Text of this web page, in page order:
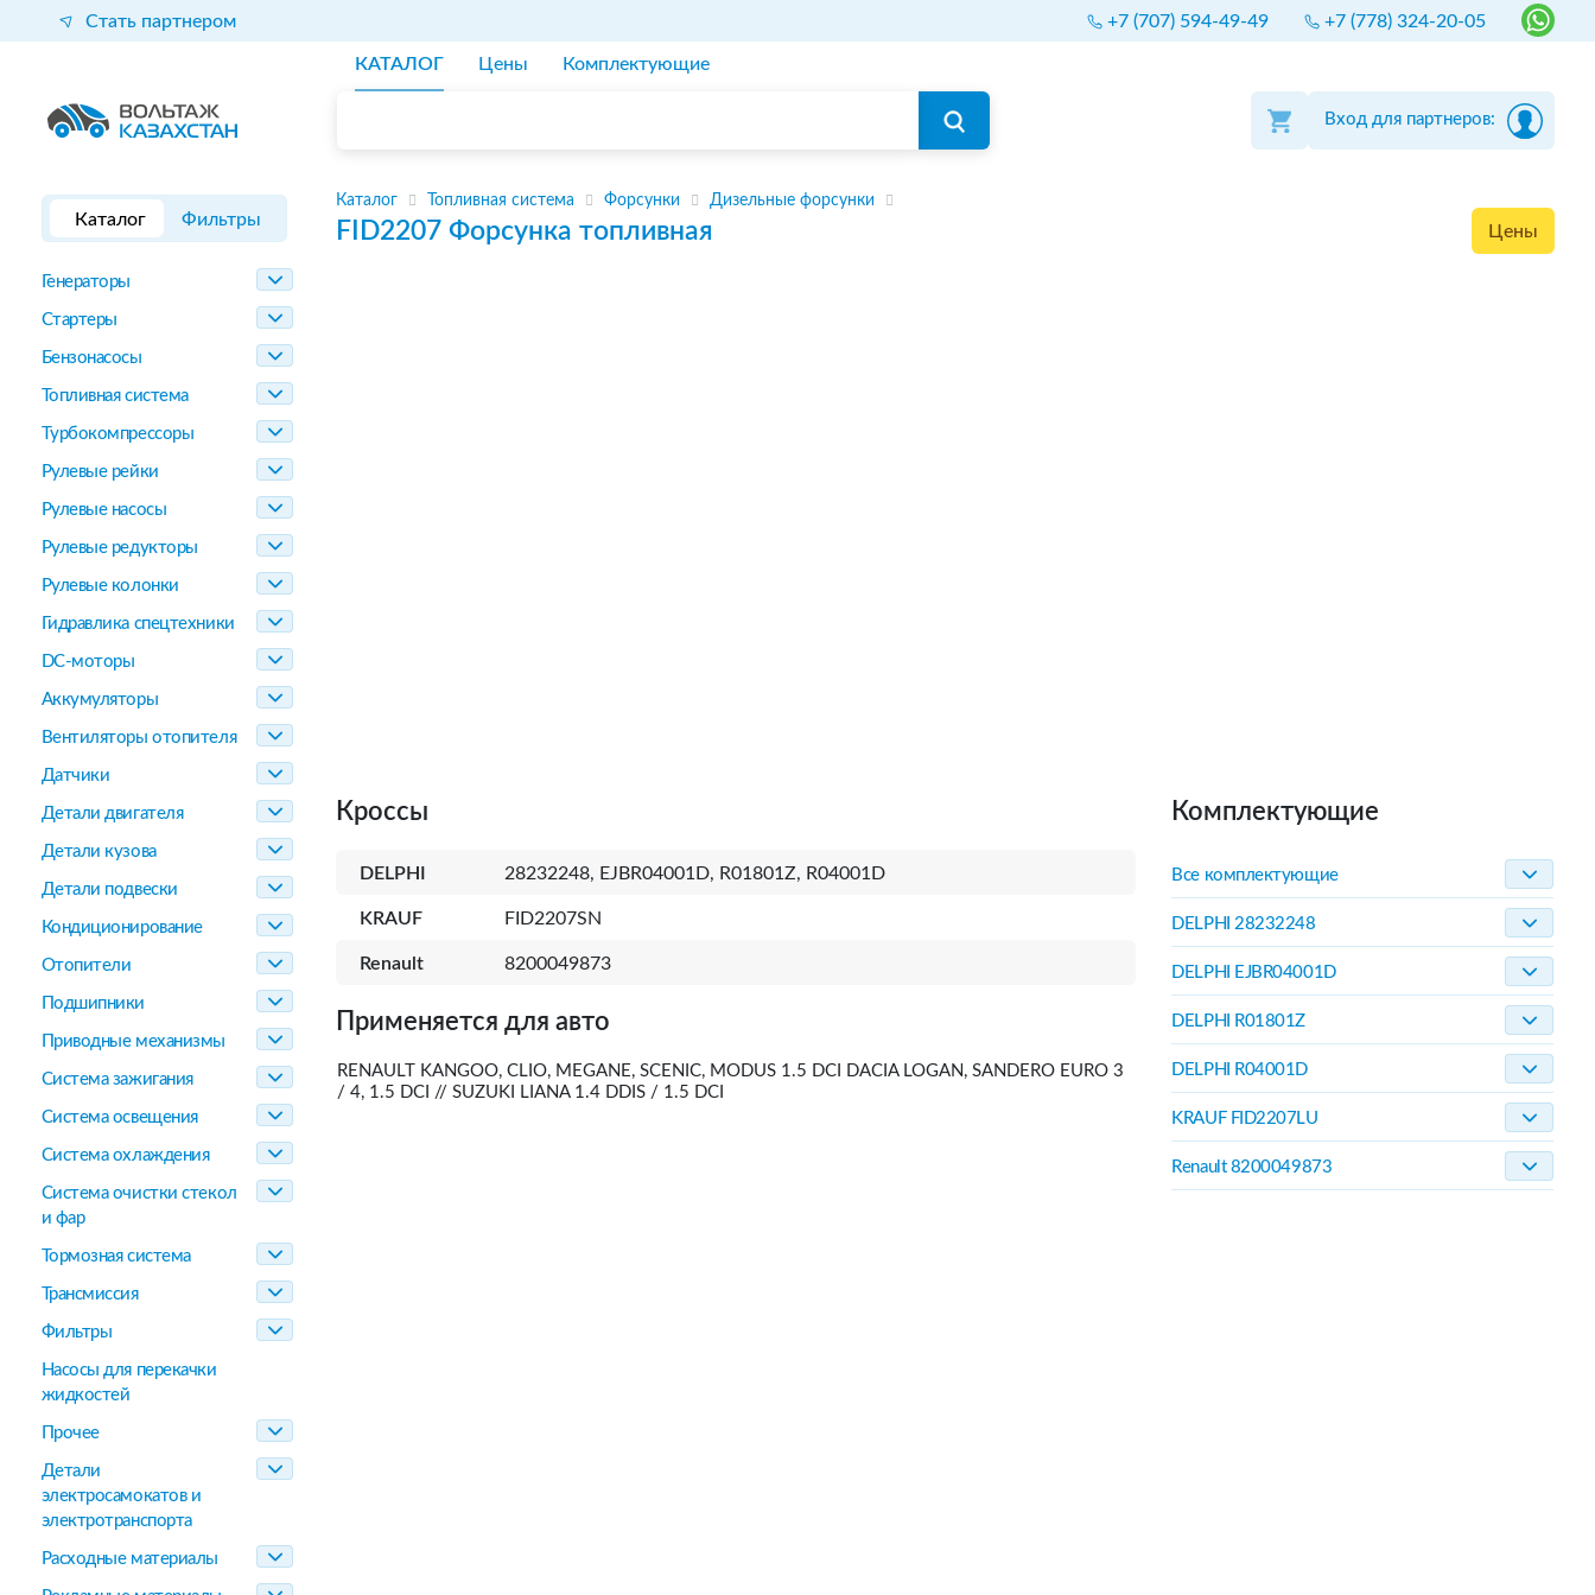
Стать партнером +7 (707) 594-49-49 +7 (778) 324-20-05
КАТАЛОГ Цены Комплектующие
Вход для партнеров:
Каталог Фильтры
Генераторы
Стартеры
Бензонасосы
Топливная система
Турбокомпрессоры
Рулевые рейки
Рулевые насосы
Рулевые редукторы
Рулевые колонки
Гидравлика спецтехники
DC-моторы
Аккумуляторы
Вентиляторы отопителя
Датчики
Детали двигателя
Детали кузова
Детали подвески
Кондиционирование
Отопители
Подшипники
Приводные механизмы
Система зажигания
Система освещения
Система охлаждения
Система очистки стекол
и фар
Тормозная система
Трансмиссия
Фильтры
Насосы для перекачки
жидкостей
Прочее
Детали
электросамокатов и
электротранспорта
Расходные материалы
Каталог Топливная система Форсунки Дизельные форсунки
FID2207 Форсунка топливная Цены
Кроссы
DELPHI 28232248, EJBR04001D, R01801Z, R04001D
KRAUF FID2207SN
Renault 8200049873
Применяется для авто
RENAULT KANGOO, CLIO, MEGANE, SCENIC, MODUS 1.5 DCI DACIA LOGAN, SANDERO EURO 3
/ 4, 1.5 DCI // SUZUKI LIANA 1.4 DDIS / 1.5 DCI
Комплектующие
Все комплектующие
DELPHI 28232248
DELPHI EJBR04001D
DELPHI R01801Z
DELPHI R04001D
KRAUF FID2207LU
Renault 8200049873